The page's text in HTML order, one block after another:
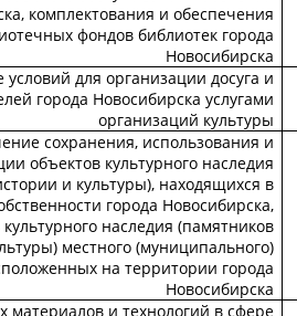
комплектования и обеспечения
фондов библиотек города
Новосибирска
условий для организации досуга и
города Новосибирска услугами
организаций культуры
сохранения, использования и
объектов культурного наследия
и культуры), находящихся в
города Новосибирска,
наследия (памятников
местного (муниципального)
на территории города
Новосибирска
материалов и технологий в сфере